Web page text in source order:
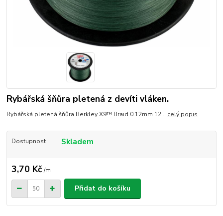
Rybářská šňůra pletená z devíti vláken.
Rybářská pletená šňůra Berkley X9™ Braid 0.12mm 12... celý popis
Dostupnost Skladem
3,70 Kč /m
Přidat do košíku